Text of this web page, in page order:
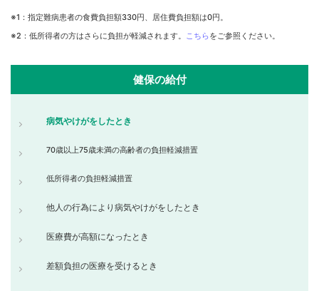
※1：指定難病患者の食費負担額330円、居住費負担額は0円。
※2：低所得者の方はさらに負担が軽減されます。 こちらをご参照ください。
健保の給付
病気やけがをしたとき
70歳以上75歳未満の高齢者の負担軽減措置
低所得者の負担軽減措置
他人の行為により病気やけがをしたとき
医療費が高額になったとき
差額負担の医療を受けるとき